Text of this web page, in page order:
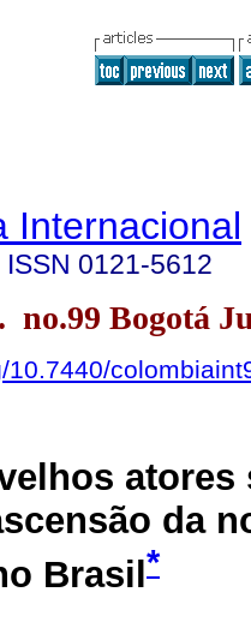
Internacional
ISSN 0121-5612
no.99 Bogotá
10.7440/
atores
da
Brasil *